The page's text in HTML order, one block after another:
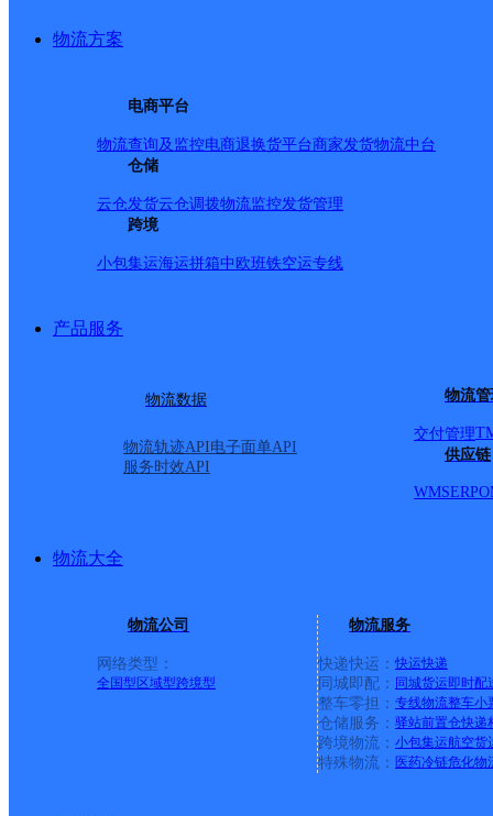
物流方案
电商平台
物流查询及监控电商退换货平台商家发货物流中台
仓储
云仓发货云仓调拨物流监控发货管理
跨境
小包集运海运拼箱中欧班铁空运专线
产品服务
物流数据
物流轨迹API电子面单API
服务时效API
物流
交付管理
供应链
WMSERP
物流大全
物流公司
网络类型：
全国型 区域型跨境型
物流服务
快递快运： 快运快递
同城即配： 同城货运即时配
整车零担： 专线物流整车小
仓储服务： 驿站前置仓快递
跨境物流： 小包集运航空货
特殊物流： 医药冷链危化物
所属快递：韵达速递
所属区域：云南省-保山市-昌宁县
网点地址：云南省保山市昌宁县勐统镇勐统街
网点负责人：